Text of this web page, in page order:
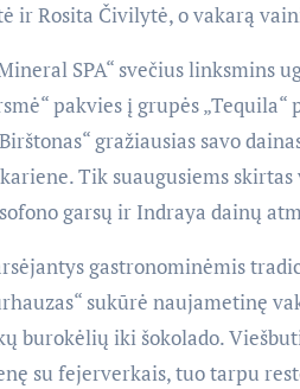
ir Rosita Čivilytė, o vakarą
SPA“ svečius linksmins
pakvies į grupės
gražiausias savo
Tik suaugusiems skirtas
garsų ir Indraya dainų
gastronominėmis
sukūrė naujametinę
burokėlių iki šokolado.
su fejerverkais, tuo tarpu